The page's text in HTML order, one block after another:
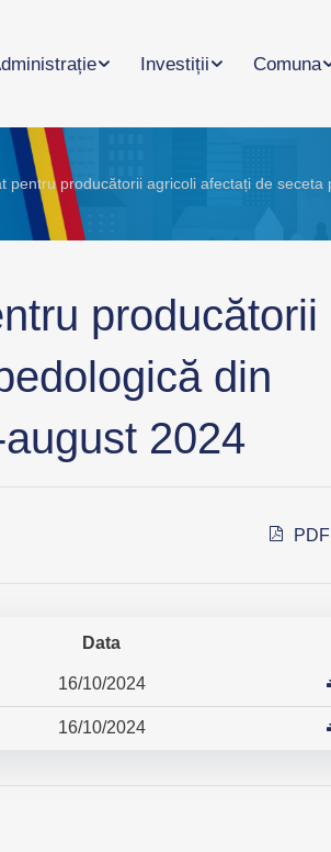
Investiții Comuna
pentru producătorii agricoli afectați de
producătorii
din
2024
PDF
Data
16/10/2024
16/10/2024